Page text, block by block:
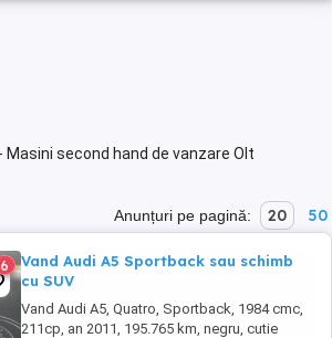
second hand de vanzare Olt
Anunțuri pe pagină: 20 50
6
Vand Audi A5 Sportback sau schimb
cu SUV
Vand Audi A5, Quatro, Sportback, 1984 cmc,
211cp, an 2011, 195.765 km, negru, cutie